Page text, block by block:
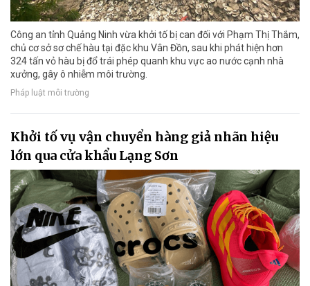
Công an tỉnh Quảng Ninh vừa khởi tố bị can đối với Phạm Thị Thắm,
chủ cơ sở sơ chế hàu tại đặc khu Vân Đồn, sau khi phát hiện hơn
324 tấn vỏ hàu bị đổ trái phép quanh khu vực ao nước cạnh nhà
xưởng, gây ô nhiễm môi trường.
Pháp luật môi trường
Khởi tố vụ vận chuyển hàng giả nhãn hiệu
lớn qua cửa khẩu Lạng Sơn